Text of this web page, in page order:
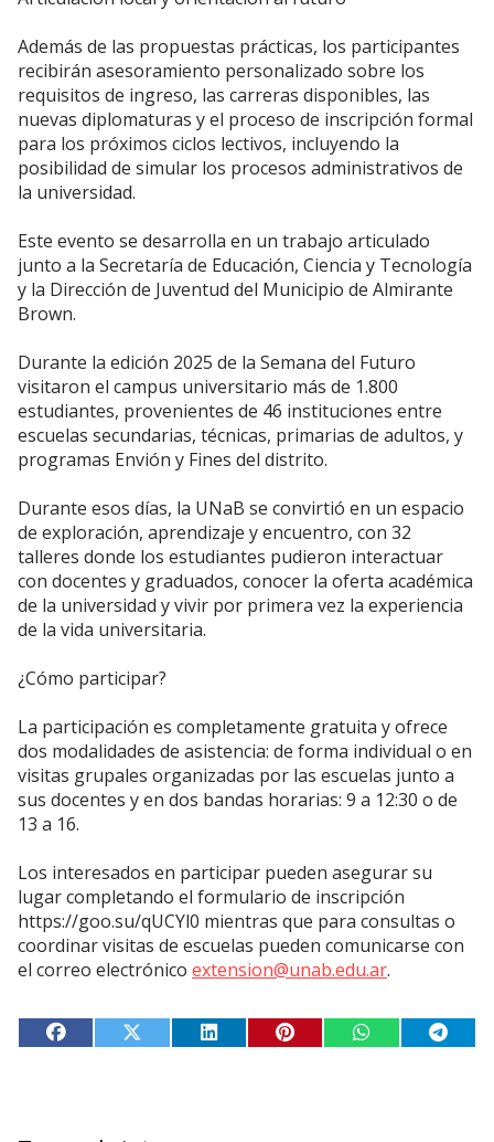
Además de las propuestas prácticas, los participantes
recibirán asesoramiento personalizado sobre los
requisitos de ingreso, las carreras disponibles, las
nuevas diplomaturas y el proceso de inscripción formal
para los próximos ciclos lectivos, incluyendo la
posibilidad de simular los procesos administrativos de
la universidad.
Este evento se desarrolla en un trabajo articulado
junto a la Secretaría de Educación, Ciencia y Tecnología
y la Dirección de Juventud del Municipio de Almirante
Brown.
Durante la edición 2025 de la Semana del Futuro
visitaron el campus universitario más de 1.800
estudiantes, provenientes de 46 instituciones entre
escuelas secundarias, técnicas, primarias de adultos, y
programas Envión y Fines del distrito.
Durante esos días, la UNaB se convirtió en un espacio
de exploración, aprendizaje y encuentro, con 32
talleres donde los estudiantes pudieron interactuar
con docentes y graduados, conocer la oferta académica
de la universidad y vivir por primera vez la experiencia
de la vida universitaria.
¿Cómo participar?
La participación es completamente gratuita y ofrece
dos modalidades de asistencia: de forma individual o en
visitas grupales organizadas por las escuelas junto a
sus docentes y en dos bandas horarias: 9 a 12:30 o de
13 a 16.
Los interesados en participar pueden asegurar su
lugar completando el formulario de inscripción
https://goo.su/qUCYl0 mientras que para consultas o
coordinar visitas de escuelas pueden comunicarse con
el correo electrónico extension@unab.edu.ar.